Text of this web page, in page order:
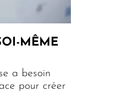
MÊME
a besoin
pour créer